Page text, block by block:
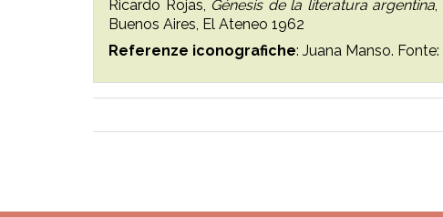
Ricardo Rojas, Génesis de la literatura argentina,
Buenos Aires, El Ateneo 1962
Referenze iconografiche: Juana Manso. Fonte: